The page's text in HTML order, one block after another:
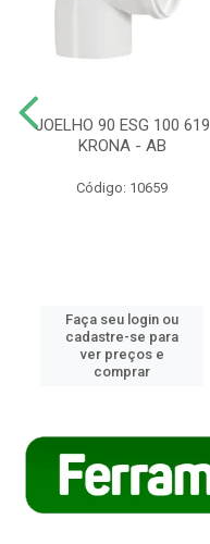
JOELHO 90 ESG 100 619
KRONA - AB
Código: 10659
Faça seu login ou
cadastre-se para
ver preços e
comprar